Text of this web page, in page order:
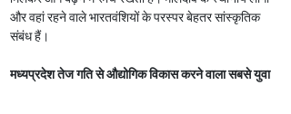
और वहां रहने वाले भारतवंशियों के परस्पर बेहतर सांस्कृतिक
संबंध हैं।
मध्यप्रदेश तेज गति से औद्योगिक विकास करने वाला सबसे युवा